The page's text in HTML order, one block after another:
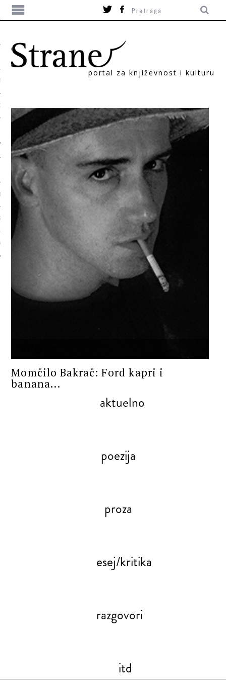
portal za književnost i kulturu
Momčilo Bakrač: Ford kapri i
banana...
aktuelno
poezija
proza
esej/kritika
razgovori
itd